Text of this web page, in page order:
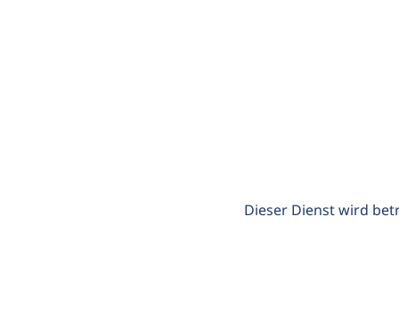
Dieser Dienst wird